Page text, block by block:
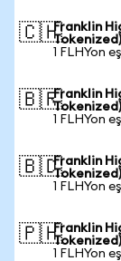
🇨🇭Franklin
1 FLHYon
🇧🇷Franklin
1 FLHYon
🇧🇩Franklin
1 FLHYon
🇵🇭Franklin
1 FLHYon